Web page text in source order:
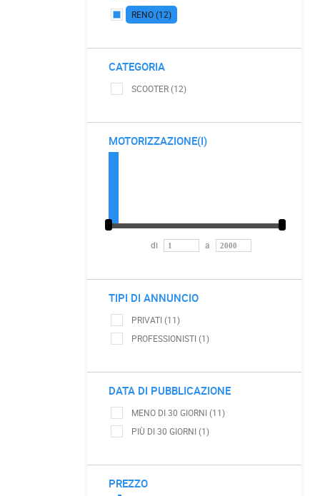
RENO (12)
CATEGORIA
SCOOTER (12)
MOTORIZZAZIONE(I)
di a
TIPI DI ANNUNCIO
PRIVATI (11)
PROFESSIONISTI (1)
DATA DI PUBBLICAZIONE
MENO DI 30 GIORNI (11)
PIÙ DI 30 GIORNI (1)
PREZZO